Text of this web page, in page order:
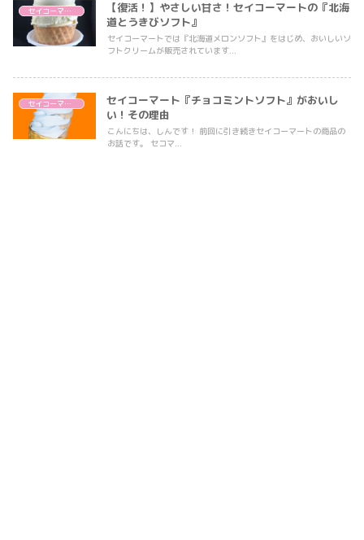
セイコーマート
【復活！】やさしい甘さ！セイコーマートの『北海
道とうきびソフト』
セイコーマートでは『北海道メロンソフト』をはじめ、おいしいソ
フトクリームが販売されています...
セイコーマート
セイコーマート『チョコミントソフト』がおいし
い！その理由
こんにちは、しんです！ 前回に引き続きセイコーマートの商品の
お話です。 セコマ...